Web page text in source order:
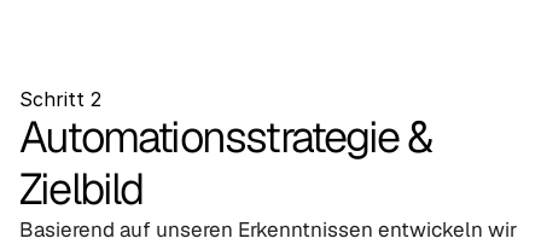
Schritt 2
Automationsstrategie &
Zielbild
Basierend auf unseren Erkenntnissen entwickeln wir